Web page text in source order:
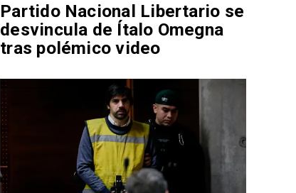
Partido Nacional Libertario se
desvincula de Ítalo Omegna
tras polémico video